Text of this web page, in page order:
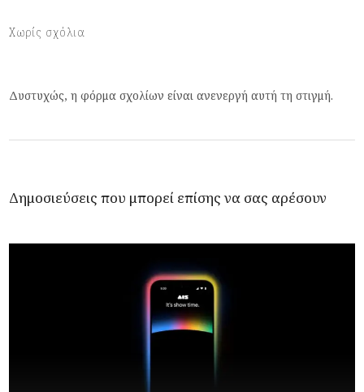
Χωρίς σχόλια
Δυστυχώς, η φόρμα σχολίων είναι ανενεργή αυτή τη στιγμή.
Δημοσιεύσεις που μπορεί επίσης να σας αρέσουν